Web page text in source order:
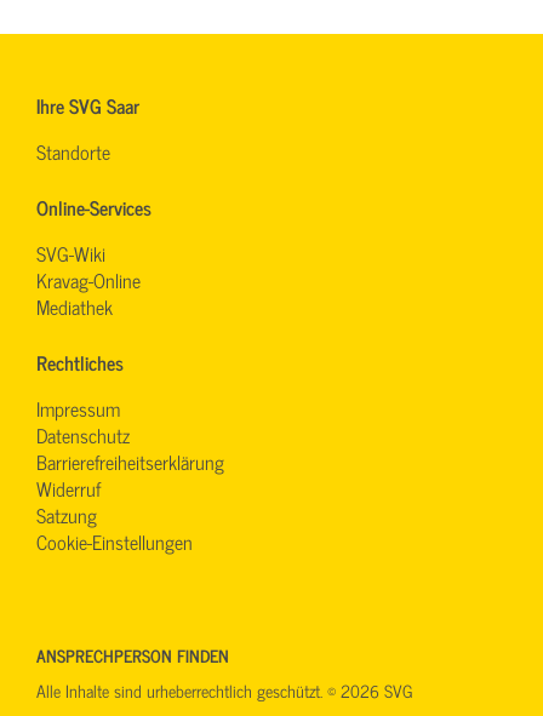
Ihre SVG Saar
Standorte
Online-Services
SVG-Wiki
Kravag-Online
Mediathek
Rechtliches
Impressum
Datenschutz
Barrierefreiheitserklärung
Widerruf
Satzung
Cookie-Einstellungen
ANSPRECHPERSON FINDEN
Alle Inhalte sind urheberrechtlich geschützt. © 2026 SVG